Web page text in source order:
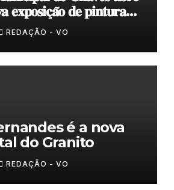
𝐞𝐱𝐩𝐨𝐬𝐢𝐜̧𝐚̃𝐨 𝐝𝐞 𝐩𝐢𝐧𝐭𝐮𝐫𝐚
𝐝𝐞 𝐚𝐠𝐨𝐬𝐭𝐨
REDAÇÃO - VO
é a nova
do Granito
REDAÇÃO - VO